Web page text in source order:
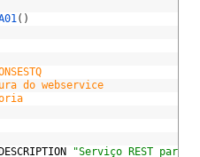
( )
do webservice
"Serviço REST para